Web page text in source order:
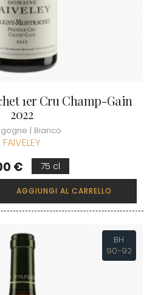
1er Cru Champ-Gain
2022
| Bianco
FAIVELEY
€ 75 cl
AGGIUNGI AL CARRELLO
BH
90-92